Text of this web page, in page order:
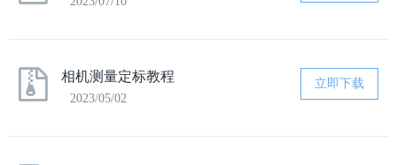
立即下载
相机测量定标教程
2023/05/02